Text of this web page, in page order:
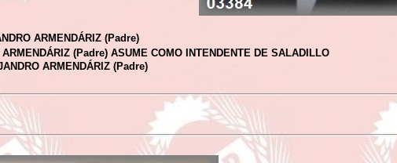
ARMENDÁRIZ (Padre)
(Padre) ASUME COMO INTENDENTE DE SALADILLO
ARMENDÁRIZ (Padre)